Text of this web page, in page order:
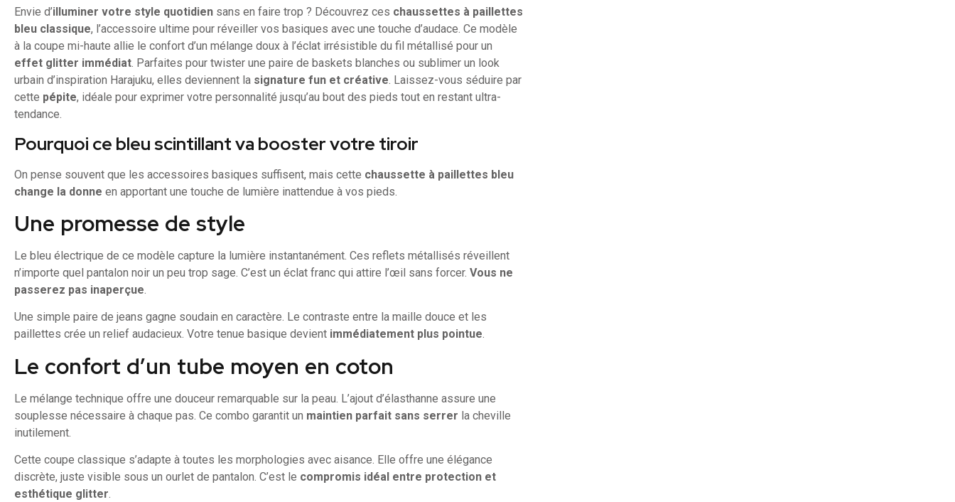
Envie d’illuminer votre style quotidien sans en faire trop ? Découvrez ces chaussettes à paillettes
bleu classique, l’accessoire ultime pour réveiller vos basiques avec une touche d’audace. Ce modèle
à la coupe mi-haute allie le confort d’un mélange doux à l’éclat irrésistible du fil métallisé pour un
effet glitter immédiat. Parfaites pour twister une paire de baskets blanches ou sublimer un look
urbain d’inspiration Harajuku, elles deviennent la signature fun et créative. Laissez-vous séduire par
cette pépite, idéale pour exprimer votre personnalité jusqu’au bout des pieds tout en restant ultra-
tendance.
Pourquoi ce bleu scintillant va booster votre tiroir
On pense souvent que les accessoires basiques suffisent, mais cette chaussette à paillettes bleu
change la donne en apportant une touche de lumière inattendue à vos pieds.
Une promesse de style
Le bleu électrique de ce modèle capture la lumière instantanément. Ces reflets métallisés réveillent
n’importe quel pantalon noir un peu trop sage. C’est un éclat franc qui attire l’œil sans forcer. Vous ne
passerez pas inaperçue.
Une simple paire de jeans gagne soudain en caractère. Le contraste entre la maille douce et les
paillettes crée un relief audacieux. Votre tenue basique devient immédiatement plus pointue.
Le confort d’un tube moyen en coton
Le mélange technique offre une douceur remarquable sur la peau. L’ajout d’élasthanne assure une
souplesse nécessaire à chaque pas. Ce combo garantit un maintien parfait sans serrer la cheville
inutilement.
Cette coupe classique s’adapte à toutes les morphologies avec aisance. Elle offre une élégance
discrète, juste visible sous un ourlet de pantalon. C’est le compromis idéal entre protection et
esthétique glitter.